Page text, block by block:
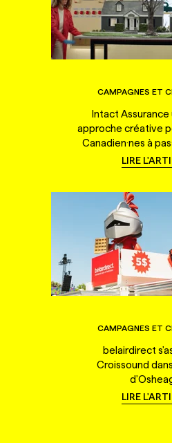
CAMPAGNES ET
Intact Assurance
approche créative
Canadien·nes à
LIRE
CAMPAGNES ET
belairdirect
Croissound
LIRE